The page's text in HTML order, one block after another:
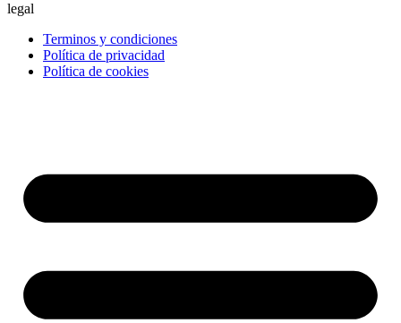
legal
Terminos y condiciones
Política de privacidad
Política de cookies